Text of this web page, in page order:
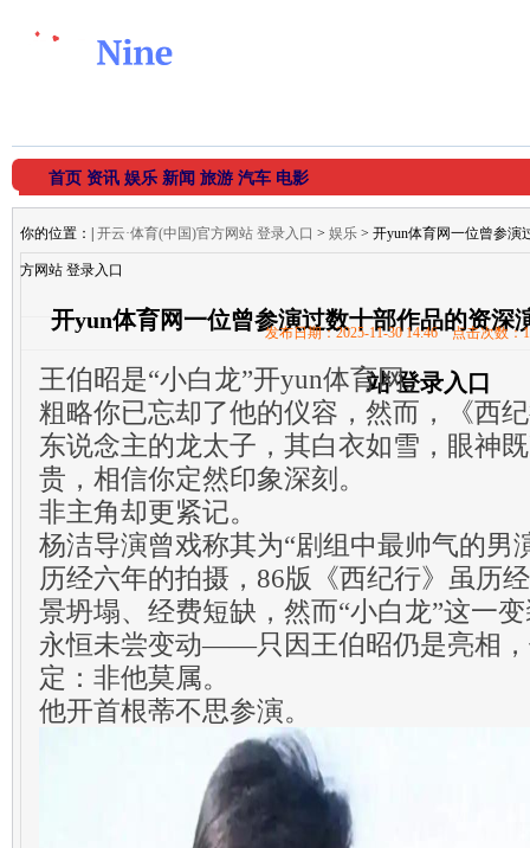
首页 资讯 娱乐 新闻 旅游 汽车 电影
你的位置： 开云·体育(中国)官方网站 登录入口 > 娱乐 > 开yun体育网一位曾参演
方网站 登录入口
开yun体育网一位曾参演过数十部作品的资深
站 登录入口
发布日期：2025-11-30 14:46 点击次数：
王伯昭是“小白龙”开yun体育网。
粗略你已忘却了他的仪容，然而，《西
东说念主的龙太子，其白衣如雪，眼神
贵，相信你定然印象深刻。
非主角却更紧记。
杨洁导演曾戏称其为“剧组中最帅气的男
历经六年的拍摄，86版《西纪行》虽历
景坍塌、经费短缺，然而“小白龙”这一
永恒未尝变动——只因王伯昭仍是亮相
定：非他莫属。
他开首根蒂不思参演。